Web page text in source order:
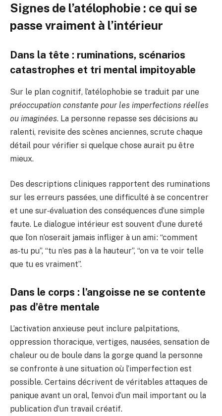
Signes de l’atélophobie : ce qui se
passe vraiment à l’intérieur
Dans la tête : ruminations, scénarios
catastrophes et tri mental impitoyable
Sur le plan cognitif, l’atélophobie se traduit par une
préoccupation constante pour les imperfections réelles
ou imaginées. La personne repasse ses décisions au
ralenti, revisite des scènes anciennes, scrute chaque
détail pour vérifier si quelque chose aurait pu être
mieux.
Des descriptions cliniques rapportent des ruminations
sur les erreurs passées, une difficulté à se concentrer
et une sur‑évaluation des conséquences d’une simple
faute. Le dialogue intérieur est souvent d’une dureté
que l’on n’oserait jamais infliger à un ami : “comment
as‑tu pu”, “tu n’es pas à la hauteur”, “on va te voir telle
que tu es vraiment”.
Dans le corps : l’angoisse ne se contente
pas d’être mentale
L’activation anxieuse peut inclure palpitations,
oppression thoracique, vertiges, nausées, sensation de
chaleur ou de boule dans la gorge quand la personne
se confronte à une situation où l’imperfection est
possible. Certains décrivent de véritables attaques de
panique avant un oral, l’envoi d’un mail important ou la
publication d’un travail créatif.